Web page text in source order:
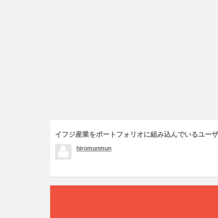
イフジ産業をポートフォリオに組み込んでいるユーザ
hiromunmun